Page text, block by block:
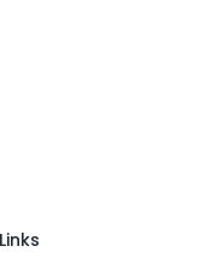
Links